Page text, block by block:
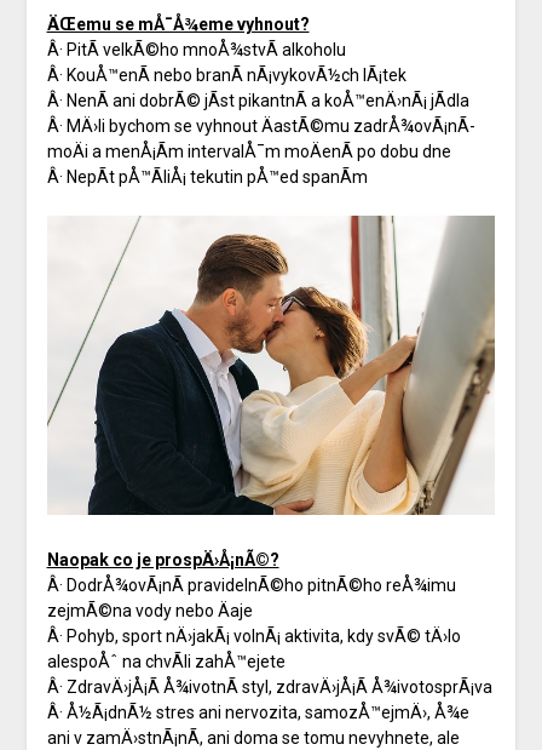
ÄŒemu se mÅ¯Å¾eme vyhnout?
Â· PitÃ­ velkÃ©ho mnoÅ¾stvÃ­ alkoholu
Â· KouÅ™enÃ­ nebo branÃ­ nÃ¡vykovÃ½ch lÃ¡tek
Â· NenÃ­ ani dobrÃ© jÃ­st pikantnÃ­ a koÅ™enÄ›nÃ¡ jÃ­dla
Â· MÄ›li bychom se vyhnout ÄastÃ©mu zadrÅ¾ovÃ¡nÃ­
moÄi a menÅ¡Ã­m intervalÅ¯m moÄenÃ­ po dobu dne
Â· NepÃ­t pÅ™Ã­liÅ¡ tekutin pÅ™ed spanÃ­m
Naopak co je prospÄ›Å¡nÃ©?
Â· DodrÅ¾ovÃ¡nÃ­ pravidelnÃ©ho pitnÃ©ho reÅ¾imu
zejmÃ©na vody nebo Äaje
Â· Pohyb, sport nÄ›jakÃ¡ volnÃ¡ aktivita, kdy svÃ© tÄ›lo
alespoÅˆ na chvÃ­li zahÅ™ejete
Â· ZdravÄ›jÅ¡Ã­ Å¾ivotnÃ­ styl, zdravÄ›jÅ¡Ã­ Å¾ivotosprÃ¡va
Â· Å½Ã¡dnÃ½ stres ani nervozita, samozÅ™ejmÄ›, Å¾e
ani v zamÄ›stnÃ¡nÃ­, ani doma se tomu nevyhnete, ale